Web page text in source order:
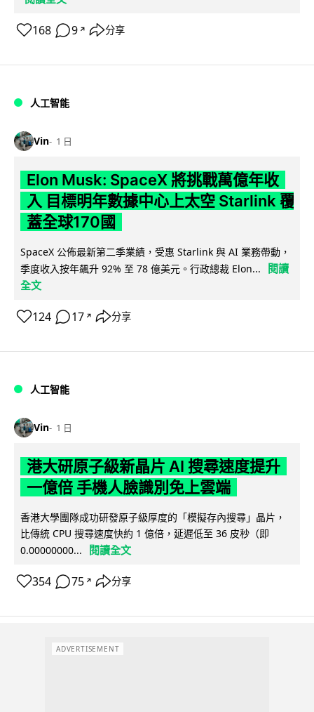
168 9 ↗ 分享
人工智能
Vin 1 日
Elon Musk: SpaceX 將挑戰萬億年收
入 目標明年數據中心上太空 Starlink 覆
蓋全球170國
SpaceX 公佈最新第二季業績，受惠 Starlink 與 AI 業務帶動，
季度收入按年飆升 92% 至 78 億美元。行政總裁 Elon...
閱讀
全文
124 17 ↗ 分享
人工智能
Vin 1 日
港大研原子級新晶片 AI 搜尋速度提升
一億倍 手機人臉識別免上雲端
香港大學團隊成功研發原子級厚度的「模擬存內搜尋」晶片，
比傳統 CPU 搜尋速度快約 1 億倍，延遲低至 36 皮秒（即
0.00000000...
閱讀全文
354 75 ↗ 分享
ADVERTISEMENT